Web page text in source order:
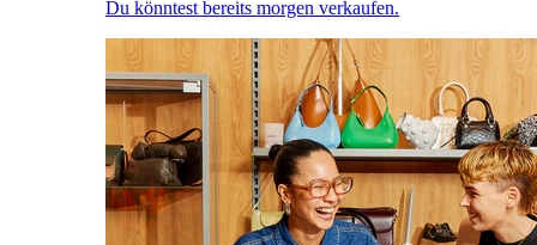
Du könntest bereits morgen verkaufen.